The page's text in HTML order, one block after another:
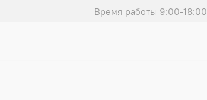
Время работы 9:00-18:00